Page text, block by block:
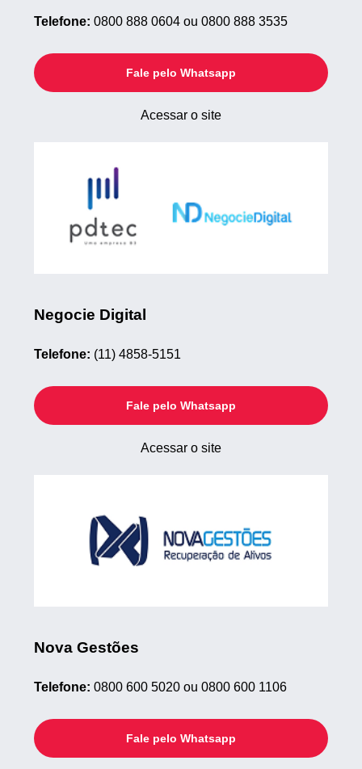
Telefone: 0800 888 0604 ou 0800 888 3535
Fale pelo Whatsapp
Acessar o site
Negocie Digital
Telefone: (11) 4858-5151
Fale pelo Whatsapp
Acessar o site
Nova Gestões
Telefone: 0800 600 5020 ou 0800 600 1106
Fale pelo Whatsapp